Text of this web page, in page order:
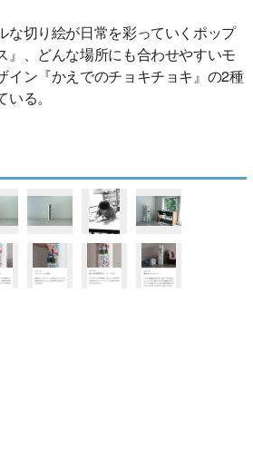
切り絵が日常を彩っていくポップ
』、どんな場所にも合わせやすいモ
イン『かえでのチョキチョキ』の2種
る。